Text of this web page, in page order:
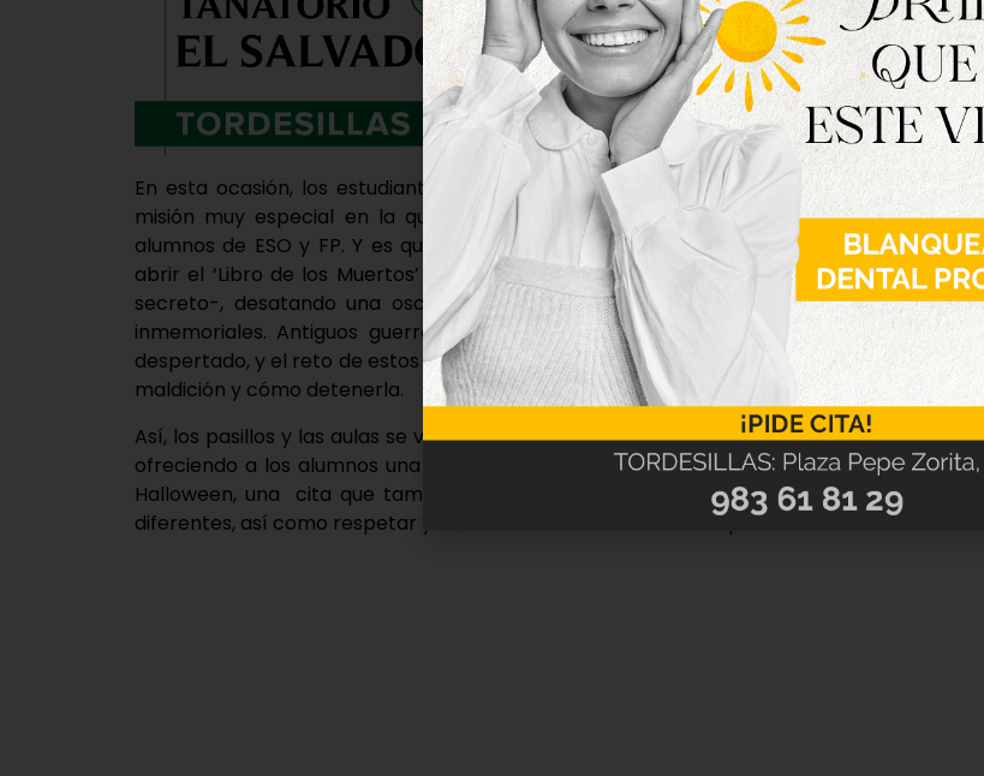
En esta ocasión, los estudiantes de quinto y sexto de primaria se embarcarán en una
misión muy especial en la que tendrán que resolver un enigma con la ayuda de los
alumnos de ESO y FP. Y es que tendrán que descubrir quién ha tenido la temeridad de
abrir el ‘Libro de los Muertos’ -una reliquia egipcia de gran valor que guarda un oscuro
secreto-, desatando una oscura maldición que estaba ligada al libro desde tiempos
inmemoriales. Antiguos guerreros, animales momificados y aterradoras criaturas han
despertado, y el reto de estos pequeños aventureros será descubrir quién ha desatado la
maldición y cómo detenerla.
Así, los pasillos y las aulas se van a transformar en las tenebrosas galerías de un museo,
ofreciendo a los alumnos una experiencia inolvidable con la celebración de la fiesta de
Halloween, una cita que también les permite conocer y valorar tradiciones culturales
diferentes, así como respetar y saber más acerca del mundo que los rodea.